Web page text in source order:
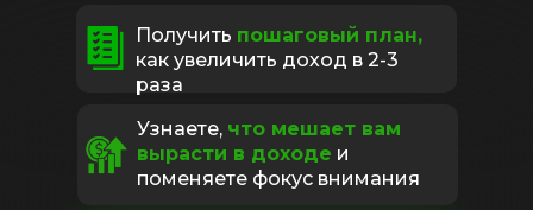
Получить пошаговый план,
как увеличить доход в 2-3
раза
Узнаете, что мешает вам
вырасти в доходе и
поменяете фокус внимания